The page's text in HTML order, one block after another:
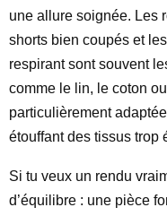
une allure soignée. Les
shorts bien coupés et
respirant sont souvent
comme le lin, le coton
particulièrement
étouffant des tissus trop
Si tu veux un rendu
d’équilibre : une pièce